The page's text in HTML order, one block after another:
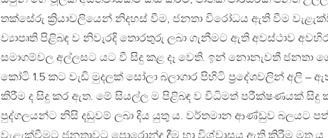
තක්සේරු ක්‍රියාවලියෙන් නිදහස් වීම, ජනතා විරෝධය ඇති වීම
ව්‍යාපෘති පිළිබඳ ව නිවැරදි තොරතුරු ලබා ගැනීමට ඇති අවස්ථාව
සමාගම්වල අල්ලසට යට වී සිදු කළ දෑ වෙති. ඉන් නොනැවතී ජනතා
කෝටි 1.5 කට වැඩි මුදලක් සෝලා බලාගාර පිහිටි ප්‍රදේශවලින් අලි –
කිරීම ද සිදු කර ඇත. මේ සියල්ල ම පිළිබඳ ව විධිමත් පරීක්ෂණයක්
පුද්ගලයන්ට නිසි දඩුවම් ලබා දිය යුතු ය. වර්තමාන ආණ්ඩුව බලයට